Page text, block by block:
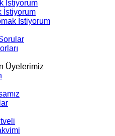
İstiyorum
İstiyorum
İstiyorum
Üyelerimiz